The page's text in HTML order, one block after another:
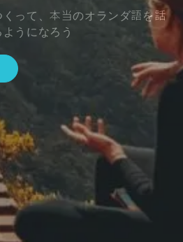
って、本当のオランダ語を話
うになろう